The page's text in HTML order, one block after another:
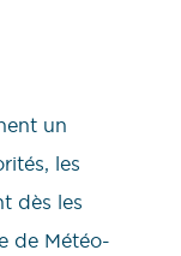
un
les
dès les
de Météo-